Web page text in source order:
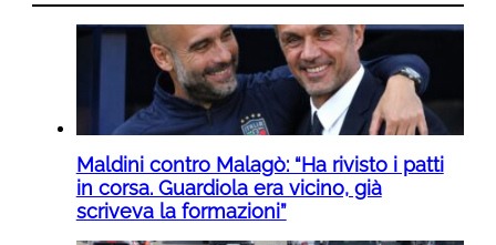
Maldini contro Malagò: “Ha rivisto i patti
in corsa. Guardiola era vicino, già
scriveva la formazioni”